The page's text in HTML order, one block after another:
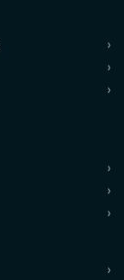
›
›
›
›
›
›
›